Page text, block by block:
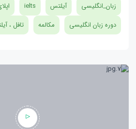
زبان_انگلیسی آیلتس ielts
دوره زبان انگلیسی
مکالمه تافل ،